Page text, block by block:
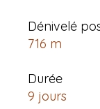
Dénivelé
716 m
Durée
9 jours